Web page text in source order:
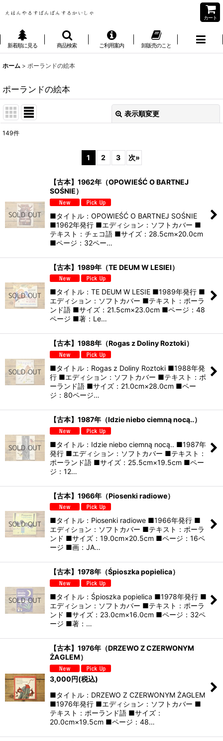
カート
新着順に見る 商品検索 ご利用案内 卸販売のこと
ホーム > ポーランドの絵本
ポーランドの絵本
表示順変更
149件
1 2 3 次»
【古本】1962年（OPOWIEŚĆ O BARTNEJ
SOŚNIE）
■タイトル：OPOWIEŚĆ O BARTNEJ SOŚNIE
■1962年発行 ■エディション：ソフトカバー ■
テキスト：チェコ語 ■サイズ：28.5cm×20.0cm
■ページ：32ペー…
【古本】1989年（TE DEUM W LESIEI）
■タイトル：TE DEUM W LESIE ■1989年発行 ■
エディション：ソフトカバー ■テキスト：ポーラ
ンド語 ■サイズ：21.5cm×23.0cm ■ページ：48
ページ ■著：Le…
【古本】1988年（Rogas z Doliny Roztoki）
■タイトル：Rogas z Doliny Roztoki ■1988年発
行 ■エディション：ソフトカバー ■テキスト：ポ
ーランド語 ■サイズ：21.0cm×28.0cm ■ペー
ジ：80ページ…
【古本】1987年（Idzie niebo ciemną nocą..）
■タイトル：Idzie niebo ciemną nocą.. ■1987年
発行 ■エディション：ソフトカバー ■テキスト：
ポーランド語 ■サイズ：25.5cm×19.5cm ■ペー
ジ：12…
【古本】1966年（Piosenki radiowe）
■タイトル：Piosenki radiowe ■1966年発行 ■
エディション：ソフトカバー ■テキスト：ポーラ
ンド ■サイズ：19.0cm×20.5cm ■ページ：16ペ
ージ ■画：JA…
【古本】1978年（Śpioszka popielica）
■タイトル：Śpioszka popielica ■1978年発行 ■
エディション：ソフトカバー ■テキスト：ポーラ
ンド ■サイズ：23.0cm×16.0cm ■ページ：32ペ
ージ ■著：…
【古本】1976年（DRZEWO Z CZERWONYM
ŻAGLEM）
3,000円(税込)
■タイトル：DRZEWO Z CZERWONYM ŻAGLEM
■1976年発行 ■エディション：ソフトカバー ■
テキスト：ポーランド語 ■サイズ：
20.0cm×19.5cm ■ページ：48…